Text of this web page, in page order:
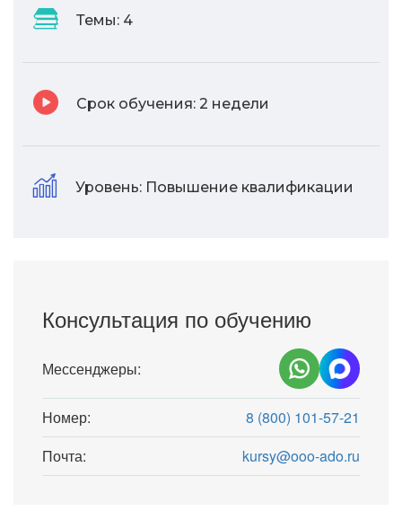
Темы: 4
Срок обучения: 2 недели
Уровень: Повышение квалификации
Консультация по обучению
Мессенджеры:
Номер:
8 (800) 101-57-21
Почта:
kursy@ooo-ado.ru